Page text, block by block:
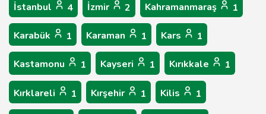
İstanbul 4 İzmir 2 Kahramanmaraş 1
Karabük 1 Karaman 1 Kars 1
Kastamonu 1 Kayseri 1 Kırıkkale 1
Kırklareli 1 Kırşehir 1 Kilis 1